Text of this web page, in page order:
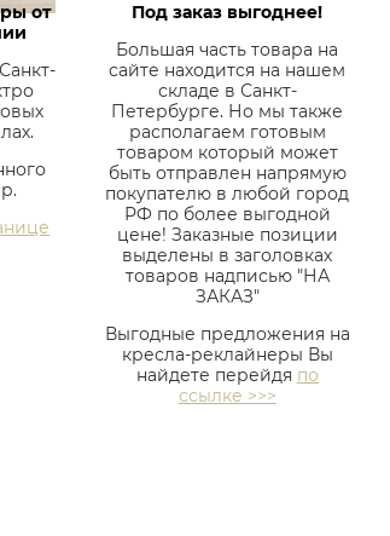
от
Под заказ выгоднее!
Большая часть товара на
сайте находится на нашем
складе в Санкт-
Петербурге. Но мы также
располагаем готовым
товаром который может
быть отправлен напрямую
покупателю в любой город
РФ по более выгодной
цене! Заказные позиции
выделены в заголовках
товаров надписью "НА
ЗАКАЗ"
Выгодные предложения на
кресла-реклайнеры Вы
найдете перейдя по
ссылке >>>